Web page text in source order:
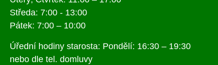
Středa: 7:00 - 13:00
Pátek: 7:00 – 10:00
Úřední hodiny starosta: Pondělí: 16:30 – 19:30
nebo dle tel. domluvy